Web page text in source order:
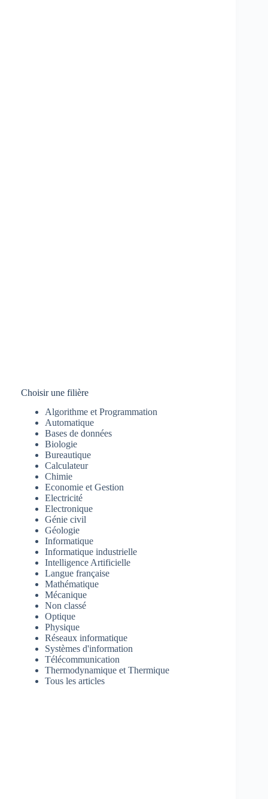
Choisir une filière
Algorithme et Programmation
Automatique
Bases de données
Biologie
Bureautique
Calculateur
Chimie
Economie et Gestion
Electricité
Electronique
Génie civil
Géologie
Informatique
Informatique industrielle
Intelligence Artificielle
Langue française
Mathématique
Mécanique
Non classé
Optique
Physique
Réseaux informatique
Systèmes d'information
Télécommunication
Thermodynamique et Thermique
Tous les articles